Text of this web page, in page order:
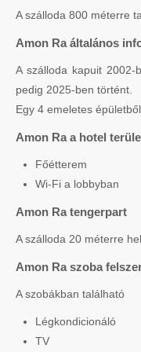
A szálloda 800 méterre
Amon Ra általános
A szálloda kapuit
pedig 2025-ben történt.
Egy 4 emeletes épületből
Amon Ra a hotel
Főétterem
Wi-Fi a lobbyban
Amon Ra tengerpart
A szálloda 20 méterre
Amon Ra szoba
A szobákban található
Légkondicionáló
TV